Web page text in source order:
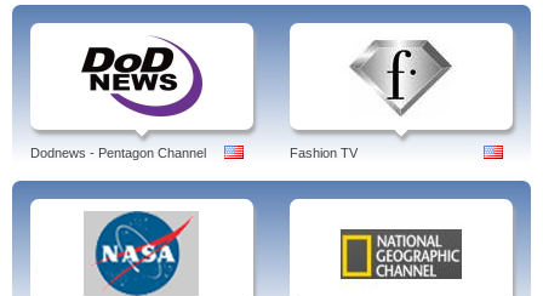
Dodnews - Pentagon Channel Fashion TV